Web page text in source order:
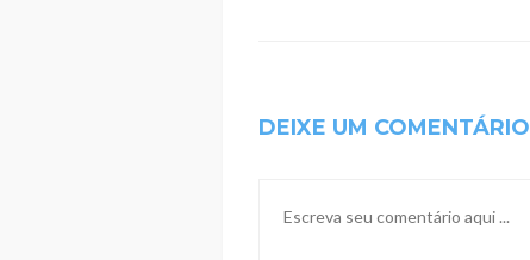
DEIXE UM COMENTÁRIO